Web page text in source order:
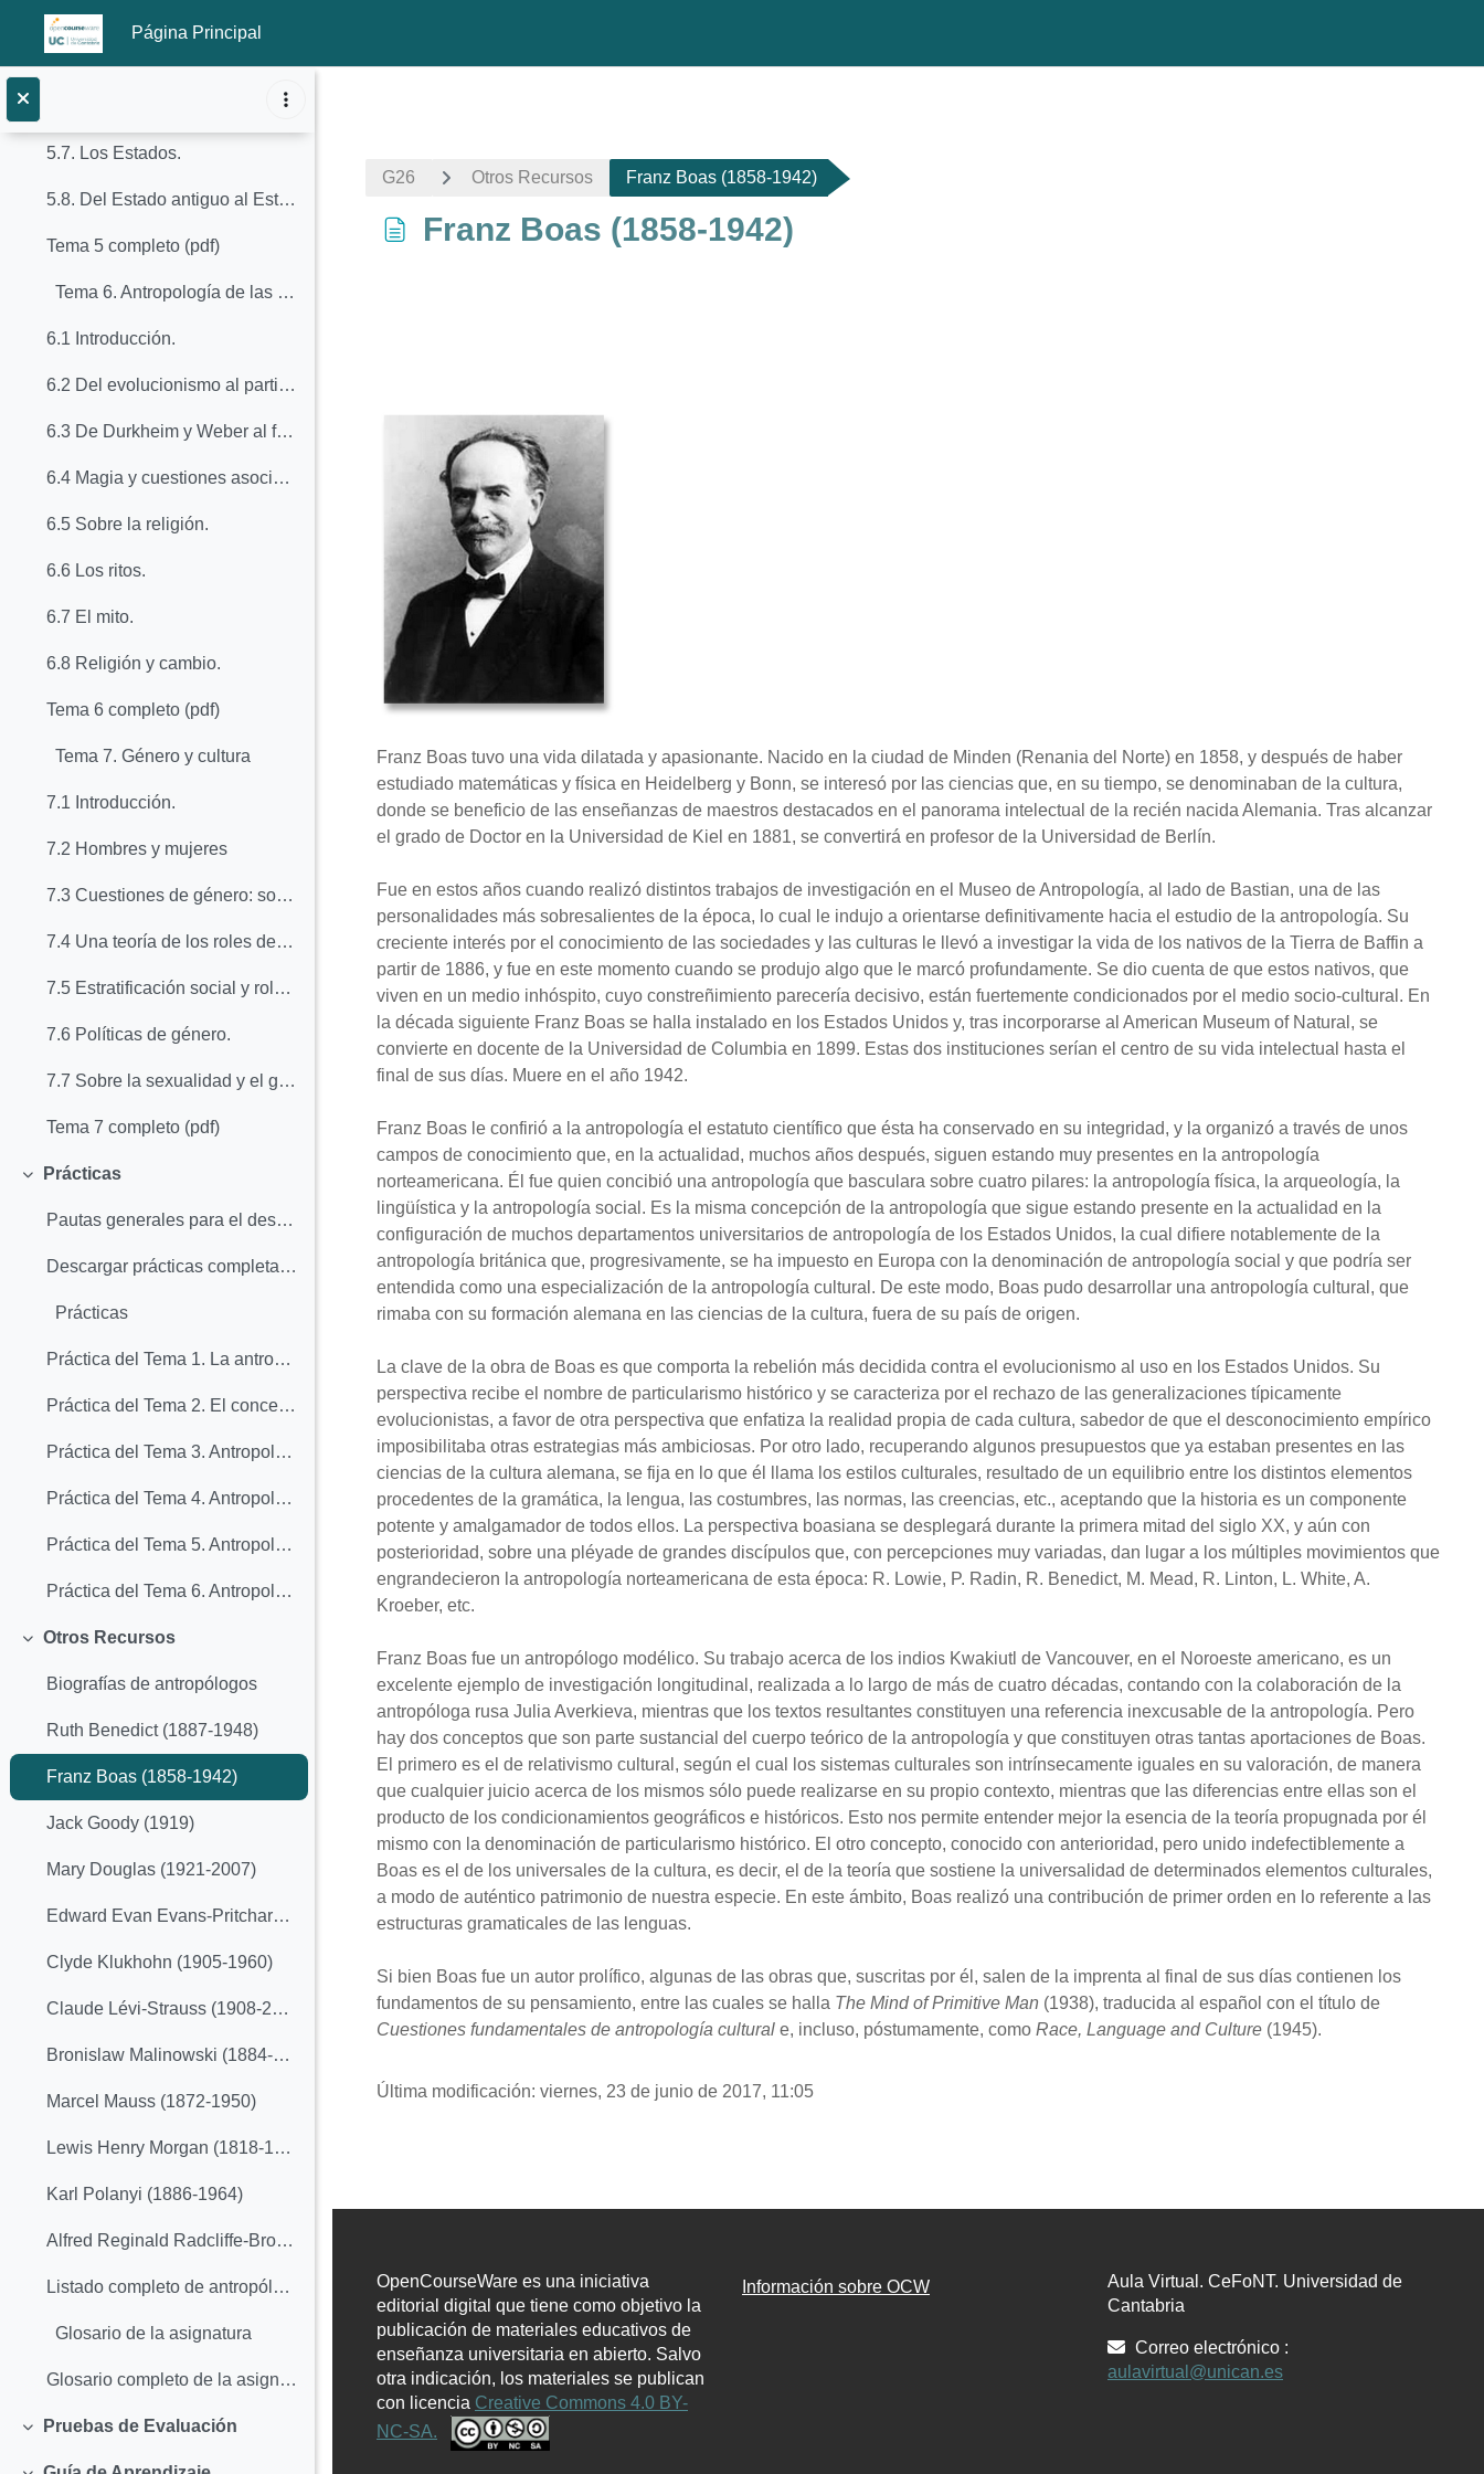
Salta al contenido principal
Página Principal
5.7. Los Estados.
5.8. Del Estado antiguo al Estado moderno.
Tema 5 completo (pdf)
Tema 6. Antropología de las creencias
6.1 Introducción.
6.2 Del evolucionismo al particularismo histórico.
6.3 De Durkheim y Weber al funcionalismo.
6.4 Magia y cuestiones asociadas.
6.5 Sobre la religión.
6.6 Los ritos.
6.7 El mito.
6.8 Religión y cambio.
Tema 6 completo (pdf)
Tema 7. Género y cultura
7.1 Introducción.
7.2 Hombres y mujeres
7.3 Cuestiones de género: sobre lo natural y lo aprendido.
7.4 Una teoría de los roles de género.
7.5 Estratificación social y roles de género.
7.6 Políticas de género.
7.7 Sobre la sexualidad y el género.
Tema 7 completo (pdf)
Colapsar
Prácticas
Pautas generales para el desarrollo de las prácticas. Lecturas clásicas
Descargar prácticas completas en pdf
Prácticas
Práctica del Tema 1. La antropología sociocultural y sus métodos
Práctica del Tema 2. El concepto de cultura
Práctica del Tema 3. Antropología económica
Práctica del Tema 4. Antropología de la familia y del parentesco
Práctica del Tema 5. Antropología política
Práctica del Tema 6. Antropología de las creencias
Colapsar
Otros Recursos
Biografías de antropólogos
Ruth Benedict (1887-1948)
Franz Boas (1858-1942)
Jack Goody (1919)
Mary Douglas (1921-2007)
Edward Evan Evans-Pritchard (1902-1973)
Clyde Klukhohn (1905-1960)
Claude Lévi-Strauss (1908-2009)
Bronislaw Malinowski (1884-1942)
Marcel Mauss (1872-1950)
Lewis Henry Morgan (1818-1881)
Karl Polanyi (1886-1964)
Alfred Reginald Radcliffe-Brown (1881-1955)
Listado completo de antropólogos (pdf)
Glosario de la asignatura
Glosario completo de la asignatura (pdf)
Colapsar
Pruebas de Evaluación
G26 Otros Recursos Franz Boas (1858-1942)
Franz Boas (1858-1942)
Franz Boas tuvo una vida dilatada y apasionante. Nacido en la ciudad de Minden (Renania del Norte) en 1858, y después de haber
estudiado matemáticas y física en Heidelberg y Bonn, se interesó por las ciencias que, en su tiempo, se denominaban de la cultura,
donde se beneficio de las enseñanzas de maestros destacados en el panorama intelectual de la recién nacida Alemania. Tras alcanzar
el grado de Doctor en la Universidad de Kiel en 1881, se convertirá en profesor de la Universidad de Berlín.
Fue en estos años cuando realizó distintos trabajos de investigación en el Museo de Antropología, al lado de Bastian, una de las
personalidades más sobresalientes de la época, lo cual le indujo a orientarse definitivamente hacia el estudio de la antropología. Su
creciente interés por el conocimiento de las sociedades y las culturas le llevó a investigar la vida de los nativos de la Tierra de Baffin a
partir de 1886, y fue en este momento cuando se produjo algo que le marcó profundamente. Se dio cuenta de que estos nativos, que
viven en un medio inhóspito, cuyo constreñimiento parecería decisivo, están fuertemente condicionados por el medio socio-cultural. En
la década siguiente Franz Boas se halla instalado en los Estados Unidos y, tras incorporarse al American Museum of Natural, se
convierte en docente de la Universidad de Columbia en 1899. Estas dos instituciones serían el centro de su vida intelectual hasta el
final de sus días. Muere en el año 1942.
Franz Boas le confirió a la antropología el estatuto científico que ésta ha conservado en su integridad, y la organizó a través de unos
campos de conocimiento que, en la actualidad, muchos años después, siguen estando muy presentes en la antropología
norteamericana. Él fue quien concibió una antropología que basculara sobre cuatro pilares: la antropología física, la arqueología, la
lingüística y la antropología social. Es la misma concepción de la antropología que sigue estando presente en la actualidad en la
configuración de muchos departamentos universitarios de antropología de los Estados Unidos, la cual difiere notablemente de la
antropología británica que, progresivamente, se ha impuesto en Europa con la denominación de antropología social y que podría ser
entendida como una especialización de la antropología cultural. De este modo, Boas pudo desarrollar una antropología cultural, que
rimaba con su formación alemana en las ciencias de la cultura, fuera de su país de origen.
La clave de la obra de Boas es que comporta la rebelión más decidida contra el evolucionismo al uso en los Estados Unidos. Su
perspectiva recibe el nombre de particularismo histórico y se caracteriza por el rechazo de las generalizaciones típicamente
evolucionistas, a favor de otra perspectiva que enfatiza la realidad propia de cada cultura, sabedor de que el desconocimiento empírico
imposibilitaba otras estrategias más ambiciosas. Por otro lado, recuperando algunos presupuestos que ya estaban presentes en las
ciencias de la cultura alemana, se fija en lo que él llama los estilos culturales, resultado de un equilibrio entre los distintos elementos
procedentes de la gramática, la lengua, las costumbres, las normas, las creencias, etc., aceptando que la historia es un componente
potente y amalgamador de todos ellos. La perspectiva boasiana se desplegará durante la primera mitad del siglo XX, y aún con
posterioridad, sobre una pléyade de grandes discípulos que, con percepciones muy variadas, dan lugar a los múltiples movimientos que
engrandecieron la antropología norteamericana de esta época: R. Lowie, P. Radin, R. Benedict, M. Mead, R. Linton, L. White, A.
Kroeber, etc.
Franz Boas fue un antropólogo modélico. Su trabajo acerca de los indios Kwakiutl de Vancouver, en el Noroeste americano, es un
excelente ejemplo de investigación longitudinal, realizada a lo largo de más de cuatro décadas, contando con la colaboración de la
antropóloga rusa Julia Averkieva, mientras que los textos resultantes constituyen una referencia inexcusable de la antropología. Pero
hay dos conceptos que son parte sustancial del cuerpo teórico de la antropología y que constituyen otras tantas aportaciones de Boas.
El primero es el de relativismo cultural, según el cual los sistemas culturales son intrínsecamente iguales en su valoración, de manera
que cualquier juicio acerca de los mismos sólo puede realizarse en su propio contexto, mientras que las diferencias entre ellas son el
producto de los condicionamientos geográficos e históricos. Esto nos permite entender mejor la esencia de la teoría propugnada por él
mismo con la denominación de particularismo histórico. El otro concepto, conocido con anterioridad, pero unido indefectiblemente a
Boas es el de los universales de la cultura, es decir, el de la teoría que sostiene la universalidad de determinados elementos culturales,
a modo de auténtico patrimonio de nuestra especie. En este ámbito, Boas realizó una contribución de primer orden en lo referente a las
estructuras gramaticales de las lenguas.
Si bien Boas fue un autor prolífico, algunas de las obras que, suscritas por él, salen de la imprenta al final de sus días contienen los
fundamentos de su pensamiento, entre las cuales se halla The Mind of Primitive Man (1938), traducida al español con el título de
Cuestiones fundamentales de antropología cultural e, incluso, póstumamente, como Race, Language and Culture (1945).
Última modificación: viernes, 23 de junio de 2017, 11:05
OpenCourseWare es una iniciativa
editorial digital que tiene como objetivo la
publicación de materiales educativos de
enseñanza universitaria en abierto. Salvo
otra indicación, los materiales se publican
con licencia Creative Commons 4.0 BY-
NC-SA.
Información sobre OCW
Aula Virtual. CeFoNT. Universidad de
Cantabria
Correo electrónico :
aulavirtual@unican.es